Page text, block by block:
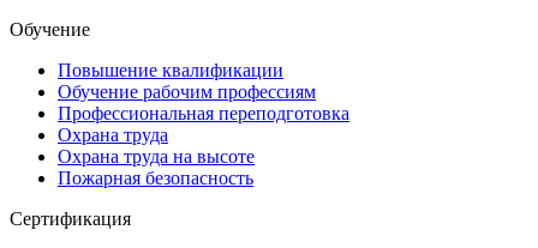
Обучение
Повышение квалификации
Обучение рабочим профессиям
Профессиональная переподготовка
Охрана труда
Охрана труда на высоте
Пожарная безопасность
Сертификация